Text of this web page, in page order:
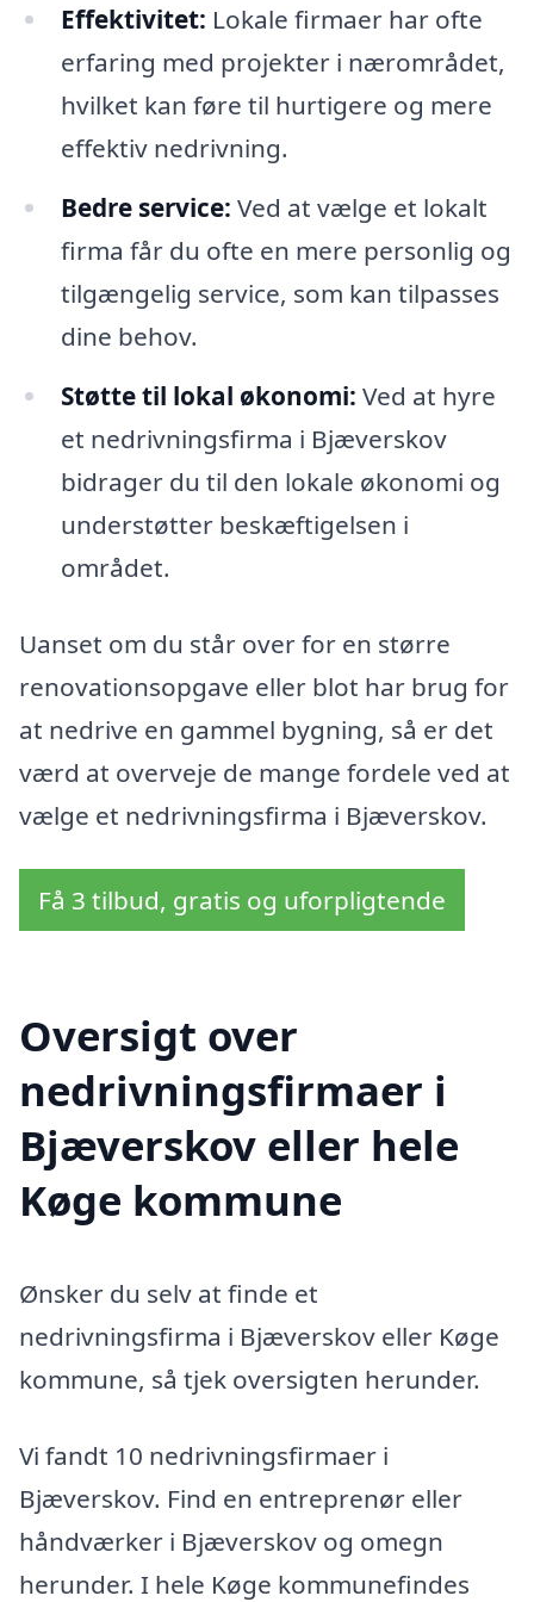
Effektivitet: Lokale firmaer har ofte
erfaring med projekter i nærområdet,
hvilket kan føre til hurtigere og mere
effektiv nedrivning.
Bedre service: Ved at vælge et lokalt
firma får du ofte en mere personlig og
tilgængelig service, som kan tilpasses
dine behov.
Støtte til lokal økonomi: Ved at hyre
et nedrivningsfirma i Bjæverskov
bidrager du til den lokale økonomi og
understøtter beskæftigelsen i
området.
Uanset om du står over for en større
renovationsopgave eller blot har brug for
at nedrive en gammel bygning, så er det
værd at overveje de mange fordele ved at
vælge et nedrivningsfirma i Bjæverskov.
Få 3 tilbud, gratis og uforpligtende
Oversigt over
nedrivningsfirmaer i
Bjæverskov eller hele
Køge kommune
Ønsker du selv at finde et
nedrivningsfirma i Bjæverskov eller Køge
kommune, så tjek oversigten herunder.
Vi fandt 10 nedrivningsfirmaer i
Bjæverskov. Find en entreprenør eller
håndværker i Bjæverskov og omegn
herunder. I hele Køge kommunefindes